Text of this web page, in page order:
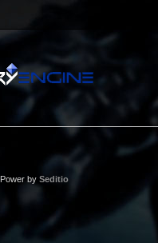
Power by Seditio